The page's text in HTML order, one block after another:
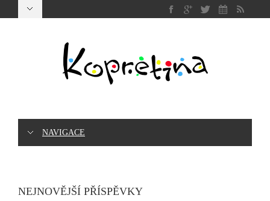
NAVIGACE
NEJNOVĚJŠÍ PŘÍSPĚVKY